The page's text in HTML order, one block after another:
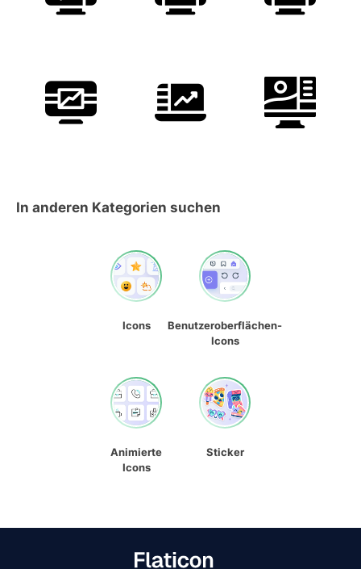
In anderen Kategorien suchen
Icons
Benutzeroberflächen-
Icons
Animierte
Icons
Sticker